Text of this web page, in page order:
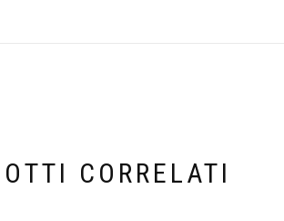
CORRELATI